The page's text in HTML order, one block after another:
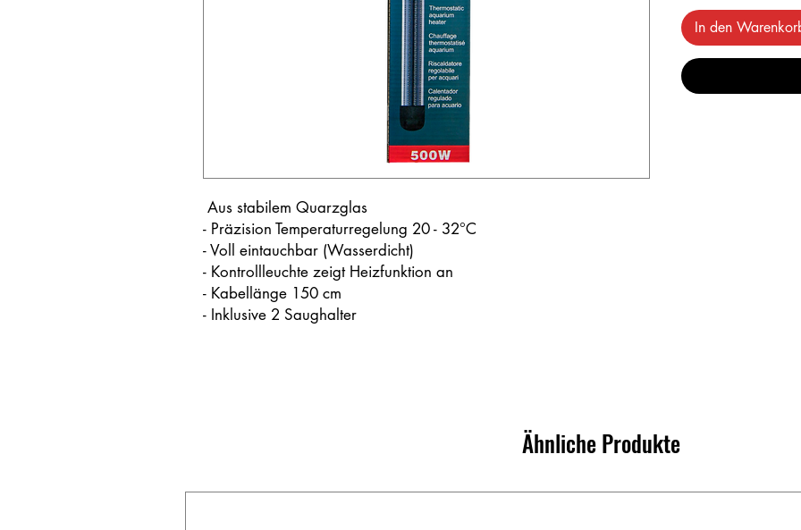
Aus stabilem Quarzglas
- Präzision Temperaturregelung 20 - 32°C
- Voll eintauchbar (Wasserdicht)
- Kontrollleuchte zeigt Heizfunktion an
- Kabellänge 150 cm
- Inklusive 2 Saughalter
In den
Ähnliche Produkte